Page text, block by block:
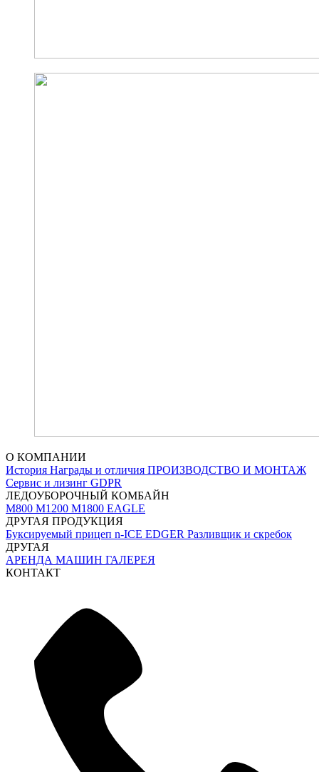
О КОМПАНИИ
История Награды и отличия ПРОИЗВОДСТВО И МОНТАЖ
Сервис и лизинг GDPR
ЛЕДОУБОРОЧНЫЙ КОМБАЙН
M800 M1200 M1800 EAGLE
ДРУГАЯ ПРОДУКЦИЯ
Буксируемый прицеп n-ICE EDGER Разливщик и скребок
ДРУГАЯ
АРЕНДА МАШИН ГАЛЕРЕЯ
КОНТАКТ